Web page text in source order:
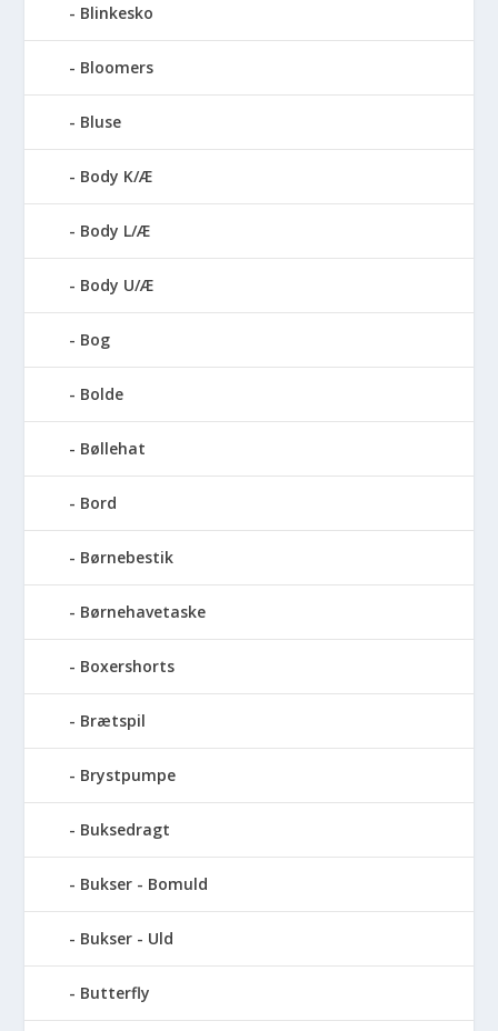
Blinkesko
Bloomers
Bluse
Body K/Æ
Body L/Æ
Body U/Æ
Bog
Bolde
Bøllehat
Bord
Børnebestik
Børnehavetaske
Boxershorts
Brætspil
Brystpumpe
Buksedragt
Bukser - Bomuld
Bukser - Uld
Butterfly